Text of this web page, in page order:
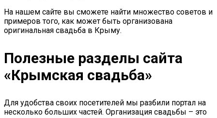
На нашем сайте вы сможете найти множество советов и
примеров того, как может быть организована
оригинальная свадьба в Крыму.
Полезные разделы сайта
«Крымская свадьба»
Для удобства своих посетителей мы разбили портал на
несколько больших частей. Организация свадьбы – это